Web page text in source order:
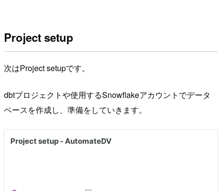
Project setup
次はProject setupです。
dbtプロジェクトや使用するSnowflakeアカウントでデータ
ベースを作成し、準備をしていきます。